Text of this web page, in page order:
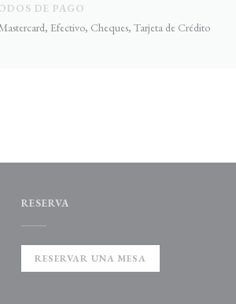
DE PAGO
Efectivo, Cheques, Tarjeta de Crédito
RESERVA
RESERVAR UNA MESA